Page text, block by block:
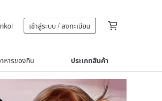
เข้าสู่ระบบ / ลงทะเบียน
หารของกิน ประเภทสินค้า